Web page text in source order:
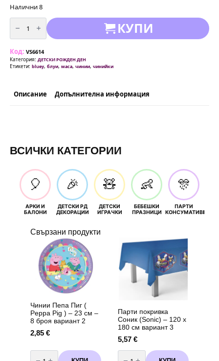
Налични 8
количество
за
Чинии
Блуи
-
8
броя
КУПИ
Код: VS6614
Категория: ДЕТСКИ РОЖДЕН ДЕН
Етикети: bluey, блуи, маса, чинии, чинийки
Описание Допълнителна информация
ВСИЧКИ КАТЕГОРИИ
🎈
АРКИ И
БАЛОНИ
🎉
ДЕТСКИ РД
ДЕКОРАЦИИ
🧸
ДЕТСКИ
ИГРАЧКИ
👶
БЕБЕШКИ
ПРАЗНИЦИ
🎊
ПАРТИ
КОНСУМАТИВИ
Свързани продукти
Чинии Пепа Пиг (
Peppa Pig ) – 23 см –
8 броя вариант 2
2,85 €
количество
за
Парти покривка
Соник (Sonic) – 120 х
180 см вариант 3
5,57 €
количество
за